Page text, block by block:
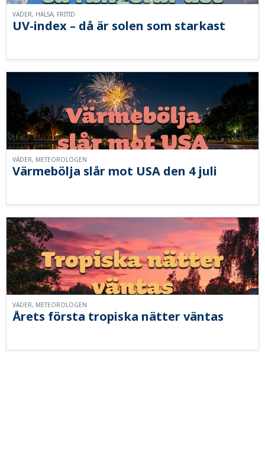
UV-index – då är solen som starkast
VÄDER, HÄLSA, FRITID
Värmebölja slår mot USA den 4 juli
VÄDER, METEOROLOGEN
Årets första tropiska nätter väntas
VÄDER, METEOROLOGEN